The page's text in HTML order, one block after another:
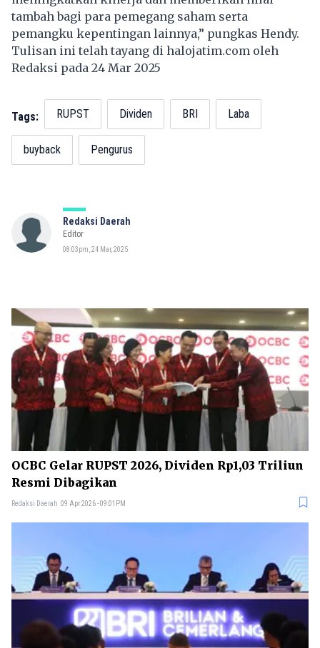
tambah bagi para pemegang saham serta
pemangku kepentingan lainnya,” pungkas Hendy.​
Tulisan ini telah tayang di halojatim.com oleh
Redaksi pada 24 Mar 2025
Tags: RUPST Dividen BRI Laba
buyback Pengurus
Redaksi Daerah
Editor
08:03pm, 24 Mar, 2025
OCBC Gelar RUPST 2026, Dividen Rp1,03 Triliun
Resmi Dibagikan
Redaksi Daerah 09 Apr 2026 - 09:01PM